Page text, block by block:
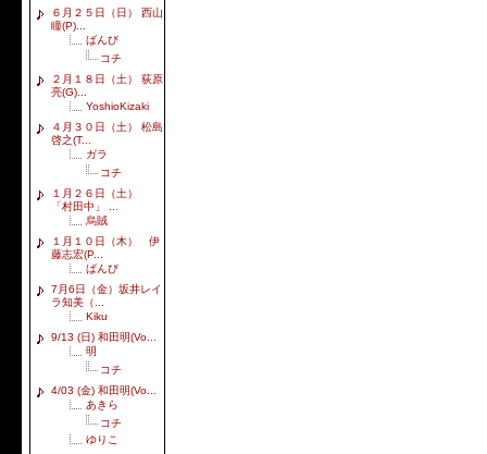
６月２５日（日） 西山
瞳(P)...
ばんび
コチ
２月１８日（土） 荻原
亮(G)...
YoshioKizaki
４月３０日（土） 松島
啓之(T...
ガラ
コチ
１月２６日（土）
「村田中」 ...
烏賊
１月１０日（木） 伊
藤志宏(P...
ばんび
7月6日（金）坂井レイ
ラ知美（...
Kiku
9/13 (日) 和田明(Vo...
明
コチ
4/03 (金) 和田明(Vo...
あきら
コチ
ゆりこ